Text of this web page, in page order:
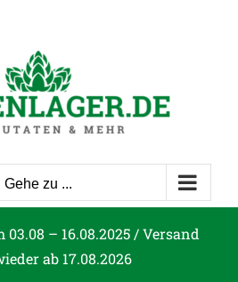
Gehe zu ...
– 16.08.2025 / Versand
ab 17.08.2026